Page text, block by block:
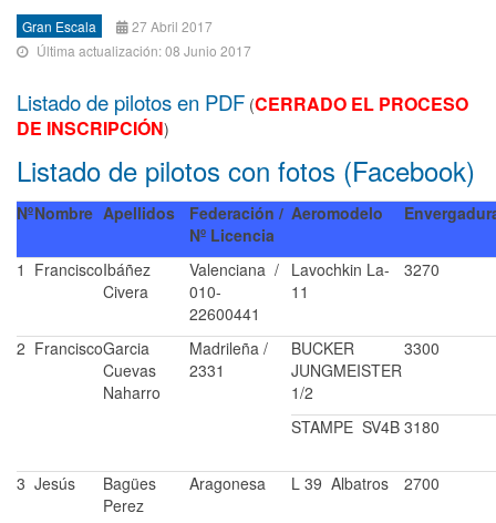
Gran Escala
27 Abril 2017
Última actualización: 08 Junio 2017
Listado de pilotos en PDF (CERRADO EL PROCESO
DE INSCRIPCIÓN)
Listado de pilotos con fotos (Facebook)
NºNombre Apellidos
Federación /
Nº Licencia
Aeromodelo
1 FranciscoIbáñez
Civera
Valenciana /
010-
22600441
Lavochkin La-
11
3270
2 FranciscoGarcia
Cuevas
Naharro
Madrileña /
2331
BUCKER
JUNGMEISTER
1/2
3300
STAMPE SV4B 3180
3 Jesús
Bagües
Perez
Aragonesa L 39 Albatros 2700